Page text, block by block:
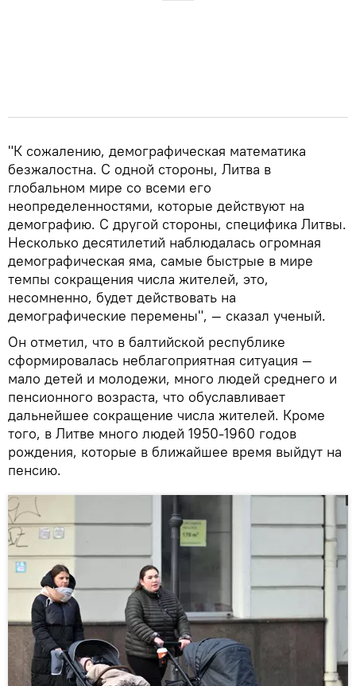
"К сожалению, демографическая математика
безжалостна. С одной стороны, Литва в
глобальном мире со всеми его
неопределенностями, которые действуют на
демографию. С другой стороны, специфика Литвы.
Несколько десятилетий наблюдалась огромная
демографическая яма, самые быстрые в мире
темпы сокращения числа жителей, это,
несомненно, будет действовать на
демографические перемены", — сказал ученый.
Он отметил, что в балтийской республике
сформировалась неблагоприятная ситуация —
мало детей и молодежи, много людей среднего и
пенсионного возраста, что обуславливает
дальнейшее сокращение числа жителей. Кроме
того, в Литве много людей 1950-1960 годов
рождения, которые в ближайшее время выйдут на
пенсию.